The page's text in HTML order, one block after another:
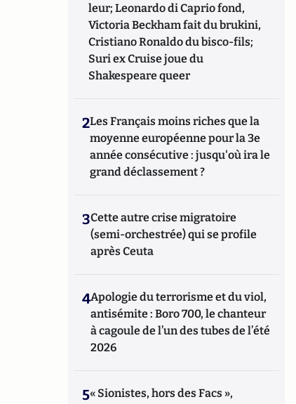
leur; Leonardo di Caprio fond,
Victoria Beckham fait du brukini,
Cristiano Ronaldo du bisco-fils;
Suri ex Cruise joue du
Shakespeare queer
2Les Français moins riches que la
moyenne européenne pour la 3e
année consécutive : jusqu'où ira le
grand déclassement ?
3Cette autre crise migratoire
(semi-orchestrée) qui se profile
après Ceuta
4Apologie du terrorisme et du viol,
antisémite : Boro 700, le chanteur
à cagoule de l’un des tubes de l’été
2026
5« Sionistes, hors des Facs »,